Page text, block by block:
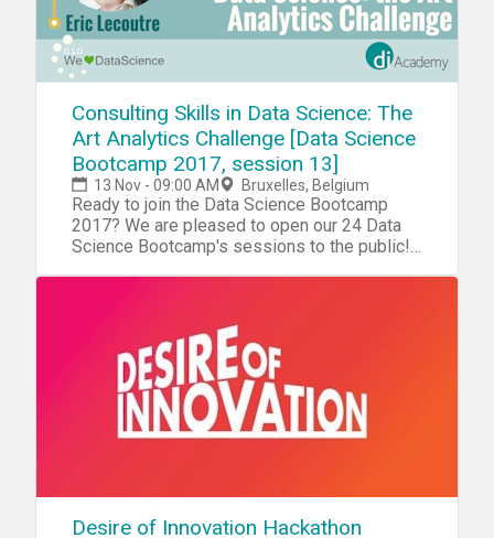
Consulting Skills in Data Science: The
Art Analytics Challenge [Data Science
Bootcamp 2017, session 13]
13 Nov - 09:00 AM Bruxelles, Belgium
Ready to join the Data Science Bootcamp
2017? We are pleased to open our 24 Data
Science Bootcamp's sessions to the public!
data analysis on paintings related data. An art
expert will be present and contribute to the
totally non-objective evaluation, showing the
relevance of qualitative input in data related
projects. Team working, collaboration and
sharing will be encouraged. Moreover, it is
determining key questions and topics a
consultant must consider when dealing with
Desire of Innovation Hackathon